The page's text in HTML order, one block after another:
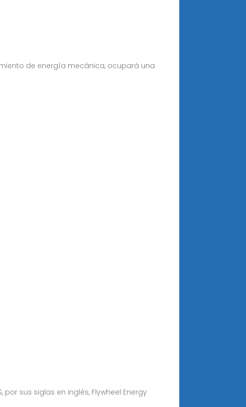
de energía mecánica, ocupará una
sus siglas en inglés, Flywheel Energy